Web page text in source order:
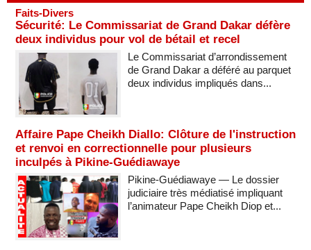
Faits-Divers
Sécurité: Le Commissariat de Grand Dakar défère
deux individus pour vol de bétail et recel
Le Commissariat d’arrondissement
de Grand Dakar a déféré au parquet
deux individus impliqués dans...
Affaire Pape Cheikh Diallo: Clôture de l'instruction
et renvoi en correctionnelle pour plusieurs
inculpés à Pikine-Guédiawaye
Pikine-Guédiawaye — Le dossier
judiciaire très médiatisé impliquant
l’animateur Pape Cheikh Diop et...